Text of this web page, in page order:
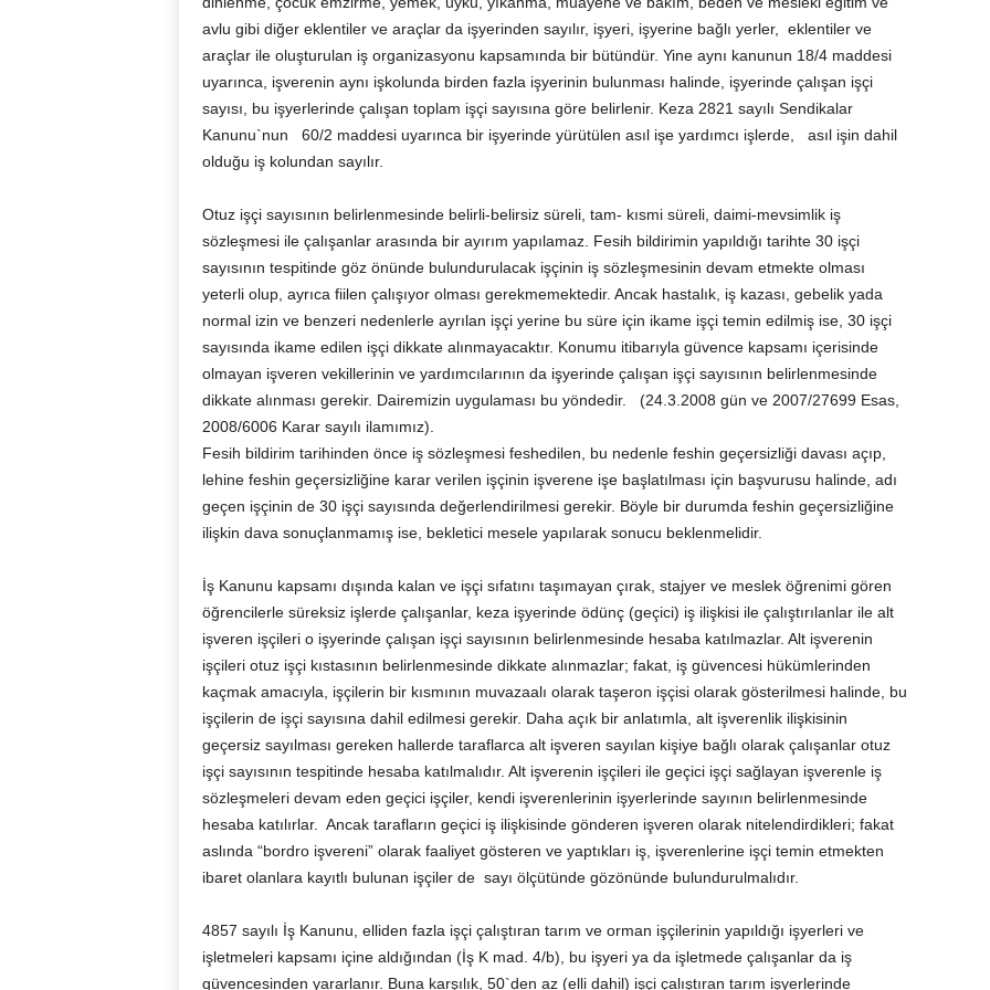
avlu gibi diğer eklentiler ve araçlar da işyerinden sayılır, işyeri, işyerine bağlı yerler, eklentiler ve
araçlar ile oluşturulan iş organizasyonu kapsamında bir bütündür. Yine aynı kanunun 18/4 maddesi
uyarınca, işverenin aynı işkolunda birden fazla işyerinin bulunması halinde, işyerinde çalışan işçi
sayısı, bu işyerlerinde çalışan toplam işçi sayısına göre belirlenir. Keza 2821 sayılı Sendikalar
Kanunu`nun 60/2 maddesi uyarınca bir işyerinde yürütülen asıl işe yardımcı işlerde, asıl işin dahil
olduğu iş kolundan sayılır.
Otuz işçi sayısının belirlenmesinde belirli-belirsiz süreli, tam- kısmi süreli, daimi-mevsimlik iş
sözleşmesi ile çalışanlar arasında bir ayırım yapılamaz. Fesih bildirimin yapıldığı tarihte 30 işçi
sayısının tespitinde göz önünde bulundurulacak işçinin iş sözleşmesinin devam etmekte olması
yeterli olup, ayrıca fiilen çalışıyor olması gerekmemektedir. Ancak hastalık, iş kazası, gebelik yada
normal izin ve benzeri nedenlerle ayrılan işçi yerine bu süre için ikame işçi temin edilmiş ise, 30 işçi
sayısında ikame edilen işçi dikkate alınmayacaktır. Konumu itibarıyla güvence kapsamı içerisinde
olmayan işveren vekillerinin ve yardımcılarının da işyerinde çalışan işçi sayısının belirlenmesinde
dikkate alınması gerekir. Dairemizin uygulaması bu yöndedir. (24.3.2008 gün ve 2007/27699 Esas,
2008/6006 Karar sayılı ilamımız).
Fesih bildirim tarihinden önce iş sözleşmesi feshedilen, bu nedenle feshin geçersizliği davası açıp,
lehine feshin geçersizliğine karar verilen işçinin işverene işe başlatılması için başvurusu halinde, adı
geçen işçinin de 30 işçi sayısında değerlendirilmesi gerekir. Böyle bir durumda feshin geçersizliğine
ilişkin dava sonuçlanmamış ise, bekletici mesele yapılarak sonucu beklenmelidir.
İş Kanunu kapsamı dışında kalan ve işçi sıfatını taşımayan çırak, stajyer ve meslek öğrenimi gören
öğrencilerle süreksiz işlerde çalışanlar, keza işyerinde ödünç (geçici) iş ilişkisi ile çalıştırılanlar ile alt
işveren işçileri o işyerinde çalışan işçi sayısının belirlenmesinde hesaba katılmazlar. Alt işverenin
işçileri otuz işçi kıstasının belirlenmesinde dikkate alınmazlar; fakat, iş güvencesi hükümlerinden
kaçmak amacıyla, işçilerin bir kısmının muvazaalı olarak taşeron işçisi olarak gösterilmesi halinde, bu
işçilerin de işçi sayısına dahil edilmesi gerekir. Daha açık bir anlatımla, alt işverenlik ilişkisinin
geçersiz sayılması gereken hallerde taraflarca alt işveren sayılan kişiye bağlı olarak çalışanlar otuz
işçi sayısının tespitinde hesaba katılmalıdır. Alt işverenin işçileri ile geçici işçi sağlayan işverenle iş
sözleşmeleri devam eden geçici işçiler, kendi işverenlerinin işyerlerinde sayının belirlenmesinde
hesaba katılırlar. Ancak tarafların geçici iş ilişkisinde gönderen işveren olarak nitelendirdikleri; fakat
aslında “bordro işvereni” olarak faaliyet gösteren ve yaptıkları iş, işverenlerine işçi temin etmekten
ibaret olanlara kayıtlı bulunan işçiler de sayı ölçütünde gözönünde bulundurulmalıdır.
4857 sayılı İş Kanunu, elliden fazla işçi çalıştıran tarım ve orman işçilerinin yapıldığı işyerleri ve
işletmeleri kapsamı içine aldığından (İş K mad. 4/b), bu işyeri ya da işletmede çalışanlar da iş
güvencesinden yararlanır. Buna karşılık, 50`den az (elli dahil) işçi çalıştıran tarım işyerlerinde